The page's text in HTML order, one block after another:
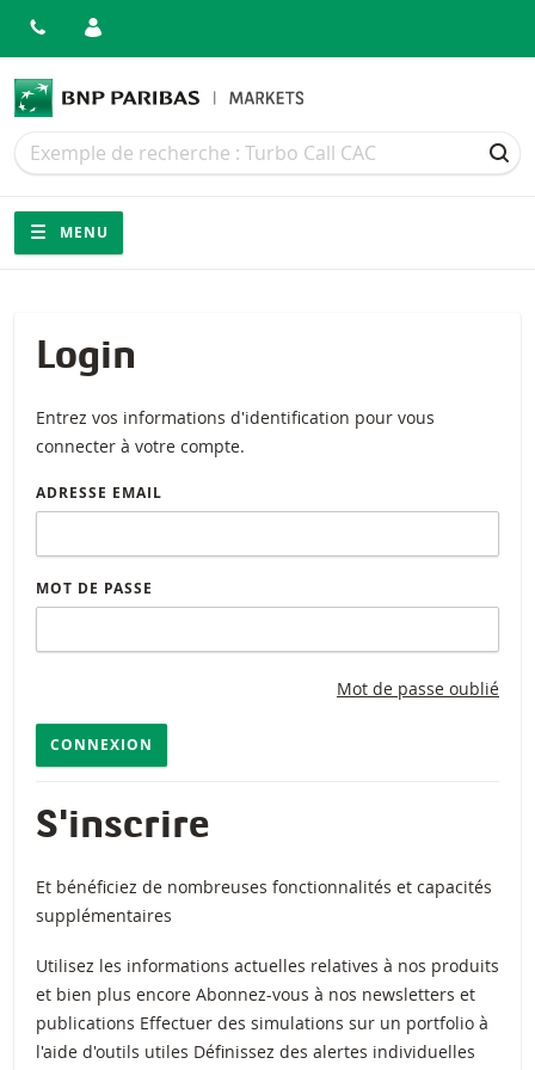
Recherche
Recherche
Navigation
Navigation sur le site
MENU
Login
Entrez vos informations d'identification pour vous
connecter à votre compte.
ADRESSE EMAIL
MOT DE PASSE
Mot de passe oublié
CONNEXION
S'inscrire
Et bénéficiez de nombreuses fonctionnalités et capacités
supplémentaires
Utilisez les informations actuelles relatives à nos produits
et bien plus encore Abonnez-vous à nos newsletters et
publications Effectuer des simulations sur un portfolio à
l'aide d'outils utiles Définissez des alertes individuelles